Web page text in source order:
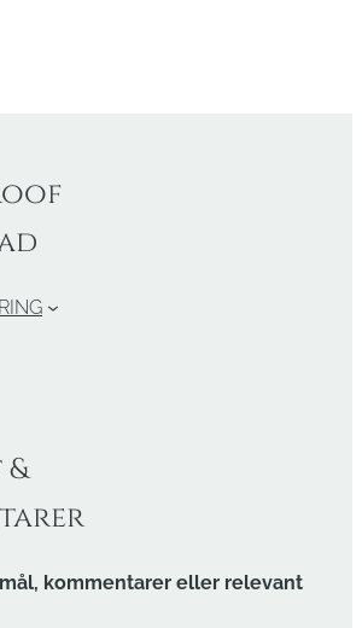
kommentarer eller relevant